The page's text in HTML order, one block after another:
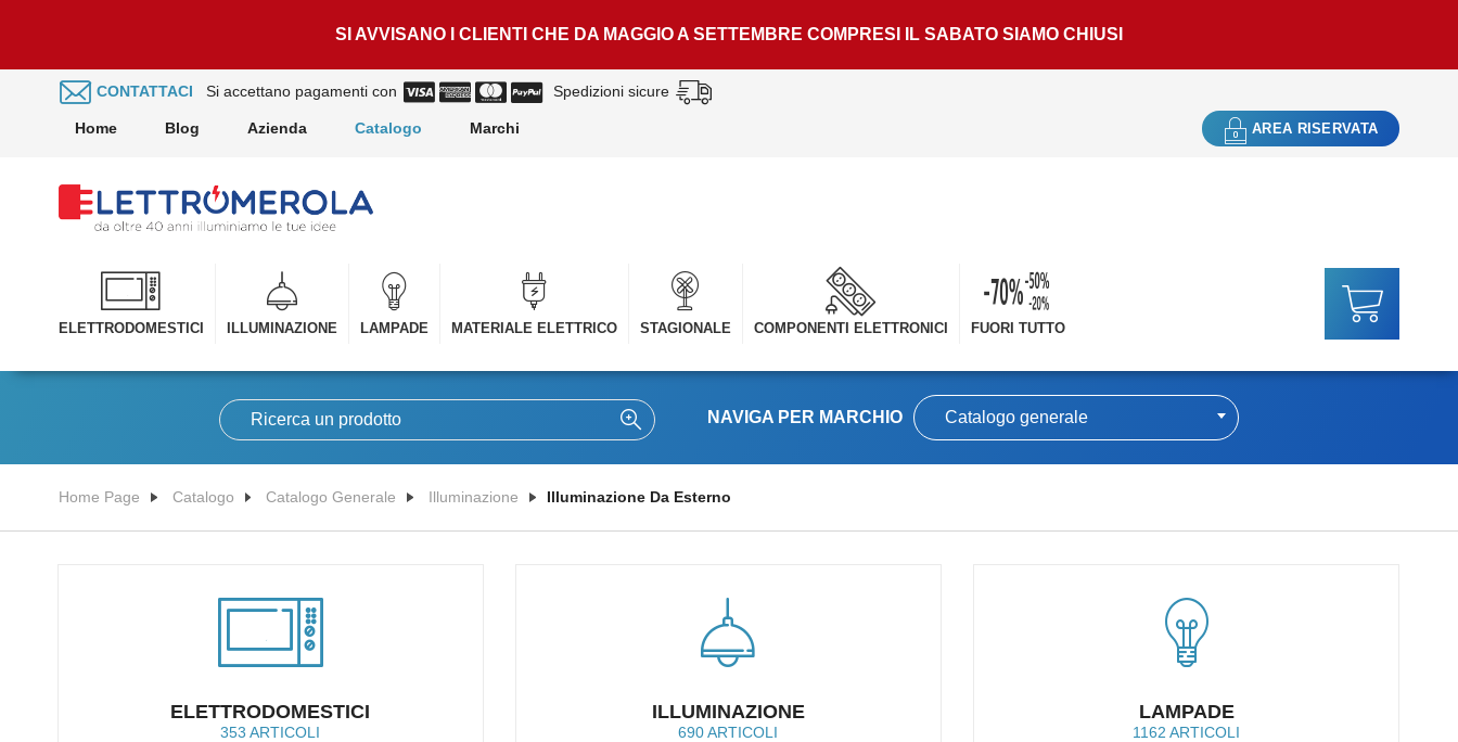
SI AVVISANO I CLIENTI CHE DA MAGGIO A SETTEMBRE COMPRESI IL SABATO SIAMO CHIUSI
CONTATTACI Si accettano pagamenti con Spedizioni sicure
Home Blog Azienda Catalogo Marchi AREA RISERVATA
ELETTRODOMESTICI ILLUMINAZIONE LAMPADE MATERIALE ELETTRICO STAGIONALE COMPONENTI ELETTRONICI FUORI TUTTO
NAVIGA PER MARCHIO Catalogo generale
Home Page Catalogo Catalogo Generale Illuminazione Illuminazione Da Esterno
ELETTRODOMESTICI
353 ARTICOLI
ILLUMINAZIONE
690 ARTICOLI
LAMPADE
1162 ARTICOLI